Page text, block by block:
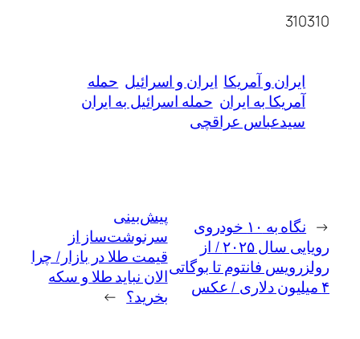
310310
ایران و آمریکا ایران و اسرائیل حمله
آمریکا به ایران حمله اسرائیل به ایران
سیدعباس عراقچی
←
نگاه به ۱۰ خودروی
رویایی سال ۲۰۲۵ / از
رولزرویس فانتوم تا بوگاتی
۴ میلیون دلاری / عکس
پیش‌بینی
سرنوشت‌ساز از
قیمت طلا در بازار/ چرا
الان نباید طلا و سکه
بخرید؟ →